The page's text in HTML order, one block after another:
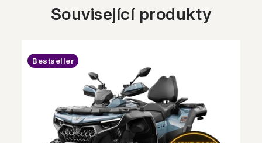
Související produkty
Bestseller